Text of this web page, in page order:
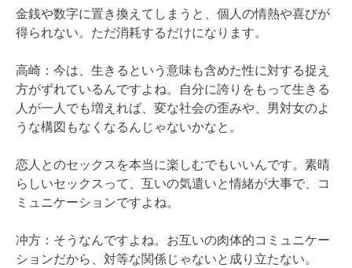
金銭や数字に置き換えてしまうと、個人の情熱や喜びが
得られない。ただ消耗するだけになります。
高崎：今は、生きるという意味も含めた性に対する捉え
方がずれているんですよね。自分に誇りをもって生きる
人が一人でも増えれば、変な社会の歪みや、男対女のよ
うな構図もなくなるんじゃないかなと。
恋人とのセックスを本当に楽しむでもいいんです。素晴
らしいセックスって、互いの気遣いと情緒が大事で、コ
ミュニケーションですよね。
冲方：そうなんですよね。お互いの肉体的コミュニケー
ションだから、対等な関係じゃないと成り立たない。